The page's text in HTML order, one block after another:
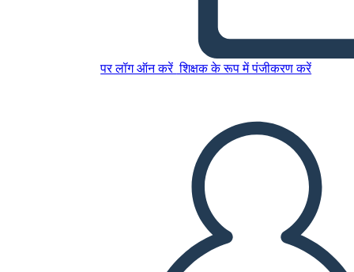
पर लॉग ऑन करें शिक्षक के रूप में पंजीकरण करें
स्लाइड शो चलाएं
मुझे पढ़कर सुनाओ